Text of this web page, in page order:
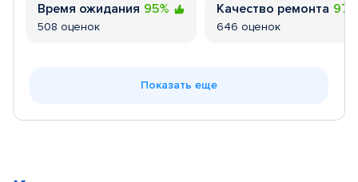
Время ожидания 95%
508 оценок
Качество ремонта
646 оценок
Показать еще